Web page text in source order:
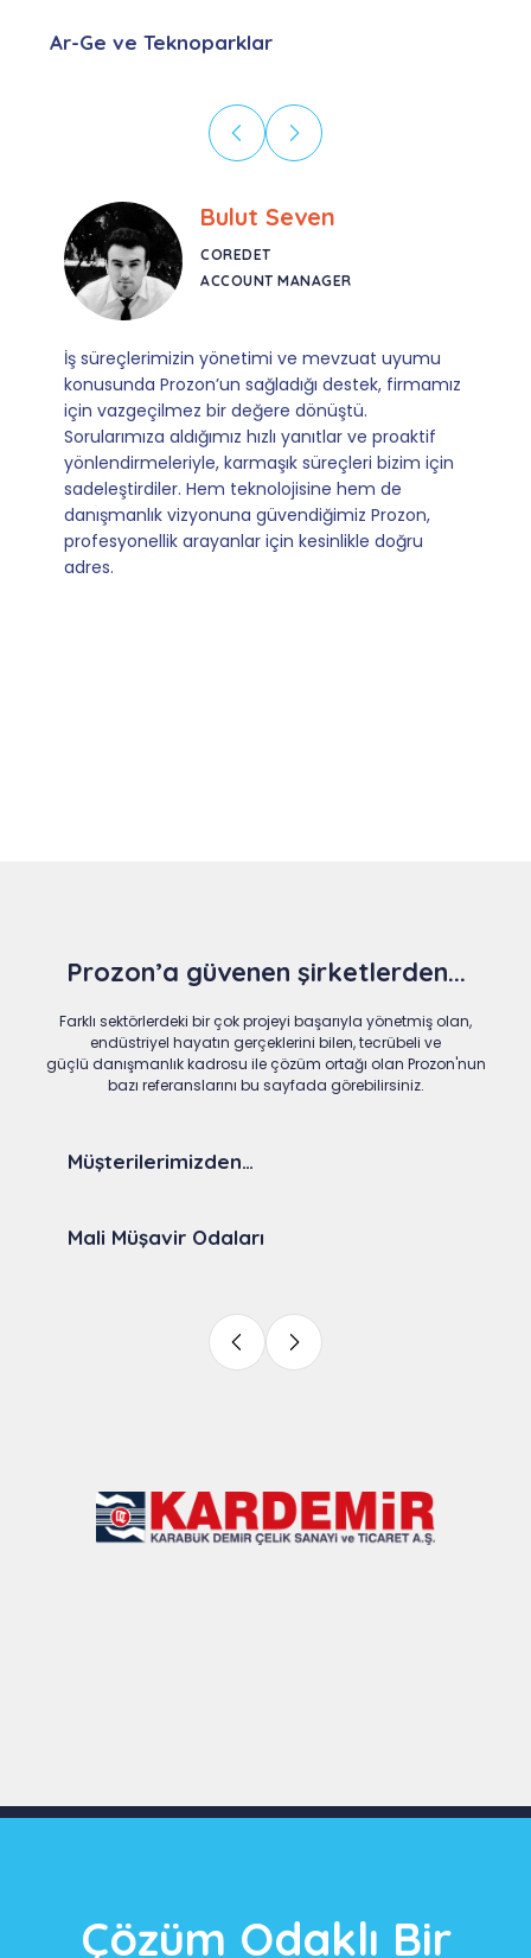
Ar-Ge ve Teknoparklar
Bulut Seven
COREDET
ACCOUNT MANAGER
İş süreçlerimizin yönetimi ve mevzuat uyumu
konusunda Prozon’un sağladığı destek, firmamız
için vazgeçilmez bir değere dönüştü.
Sorularımıza aldığımız hızlı yanıtlar ve proaktif
yönlendirmeleriyle, karmaşık süreçleri bizim için
sadeleştirdiler. Hem teknolojisine hem de
danışmanlık vizyonuna güvendiğimiz Prozon,
profesyonellik arayanlar için kesinlikle doğru
adres.
Prozon’a güvenen şirketlerden...
Farklı sektörlerdeki bir çok projeyi başarıyla yönetmiş olan,
endüstriyel hayatın gerçeklerini bilen, tecrübeli ve
güçlü danışmanlık kadrosu ile çözüm ortağı olan Prozon'nun
bazı referanslarını bu sayfada görebilirsiniz.
Müşterilerimizden…
Mali Müşavir Odaları
Çözüm Odaklı Bir